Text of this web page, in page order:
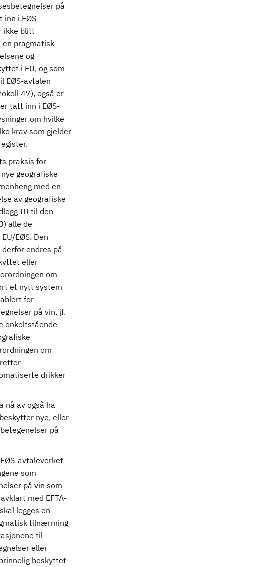
på
inn i EØS-
ikke blitt
pragmatisk
og
i EU, og som
EØS-avtalen
47), også er
tatt inn i EØS-
om hvilke
krav som gjelder
praksis for
geografiske
med en
av geografiske
III til den
alle de
EØS. Den
endres på
eller
om
et nytt system
for
på vin, jf.
enkeltstående
om
drikker
nå av også ha
nye, eller
på
avtaleverket
som
på vin som
med EFTA-
legges en
tilnærming
til
eller
beskyttet